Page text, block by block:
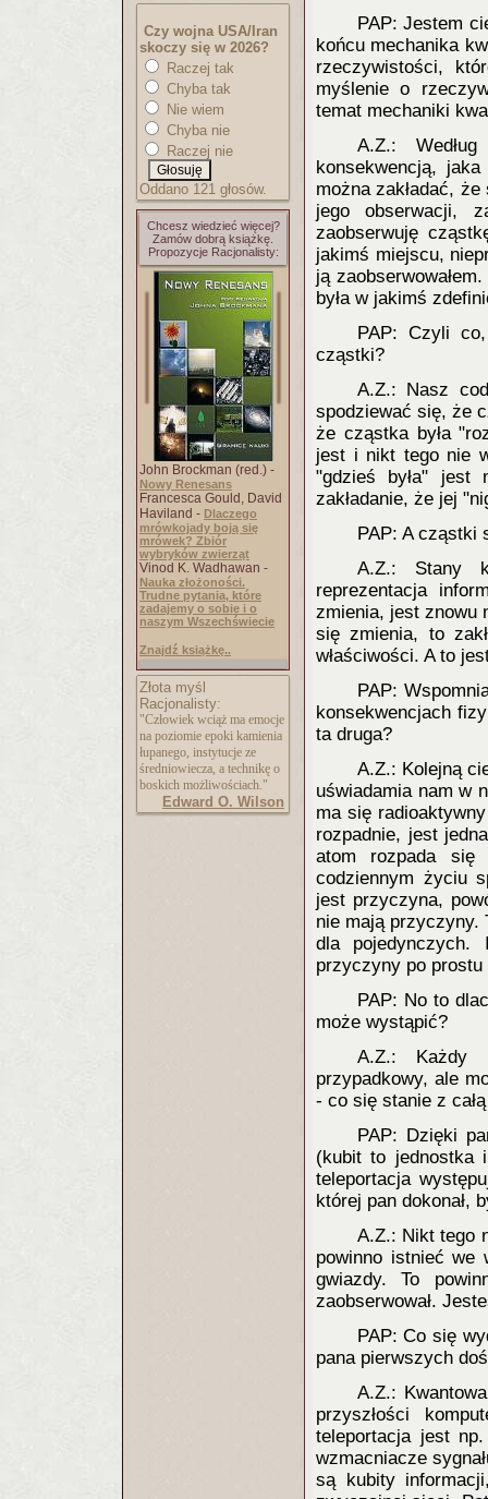
Czy wojna USA/Iran
skoczy się w 2026?
Raczej tak
Chyba tak
Nie wiem
Chyba nie
Raczej nie
Oddano 121 głosów.
Chcesz wiedzieć więcej?
Zamów dobrą książkę.
Propozycje Racjonalisty:
John Brockman (red.) -
Nowy Renesans
Francesca Gould, David
Haviland - Dlaczego
mrówkojady boją się
mrówek? Zbiór
wybryków zwierząt
Vinod K. Wadhawan -
Nauka złożoności.
Trudne pytania, które
zadajemy o sobie i o
naszym Wszechświecie
Znajdź książkę..
Złota myśl
Racjonalisty:
"Człowiek wciąż ma emocje
na poziomie epoki kamienia
łupanego, instytucje ze
średniowiecza, a technikę o
boskich możliwościach."
Edward O. Wilson
PAP: Jestem
końcu mechanika
rzeczywistości,
myślenie o
temat mechaniki
A.Z.:
konsekwencją,
można zakładać,
jego obserwacji,
zaobserwuję
jakimś miejscu,
ją
była w jakimś
PAP: Czyli
cząstki?
A.Z.: Nasz
spodziewać się, że
że cząstka była
jest i nikt tego nie
"gdzieś była" jest
zakładanie, że jej
PAP: A cząstki
A.Z.: Stany
reprezentacja
zmienia, jest znowu
się zmienia, to
właściwości. A to
PAP:
konsekwencjach
ta druga?
A.Z.: Kolejną
uświadamia nam w
ma się
rozpadnie, jest
atom rozpada
codziennym życiu
jest przyczyna,
nie mają przyczyny.
dla
przyczyny po prostu
PAP: No to
może wystąpić?
A.Z.: Każdy
przypadkowy, ale
- co się stanie z
PAP: Dzięki
(kubit to jednostka
teleportacja
której pan dokonał,
A.Z.: Nikt tego
powinno istnieć we
gwiazdy. To
zaobserwował.
PAP: Co się
pana pierwszych
A.Z.:
przyszłości
teleportacja jest
wzmacniacze
są kubity